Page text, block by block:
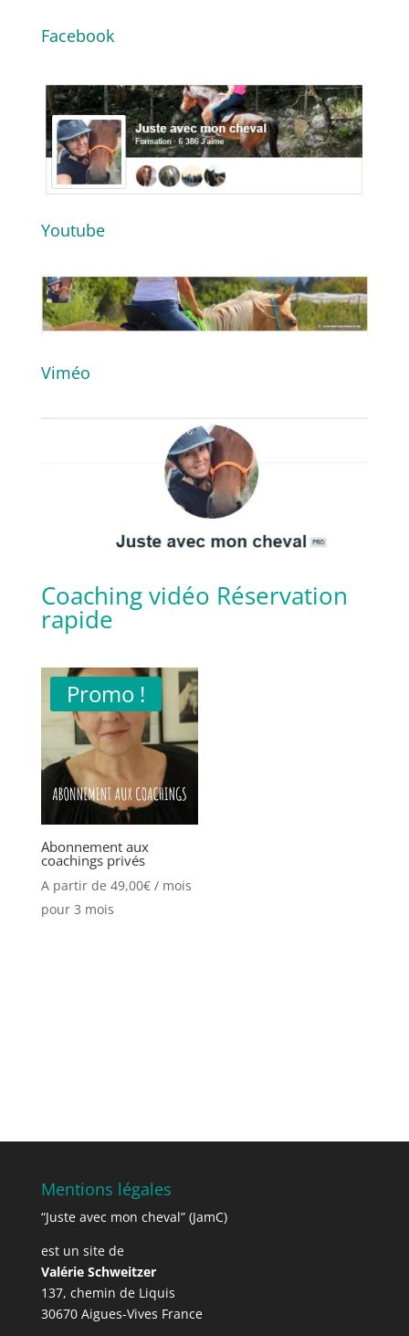
Facebook
Youtube
Viméo
Coaching vidéo Réservation
rapide
Promo !
Abonnement aux
coachings privés
A partir de 49,00€ / mois
pour 3 mois
Mentions légales
“Juste avec mon cheval” (JamC)
est un site de
Valérie Schweitzer
137, chemin de Liquis
30670 Aigues-Vives France